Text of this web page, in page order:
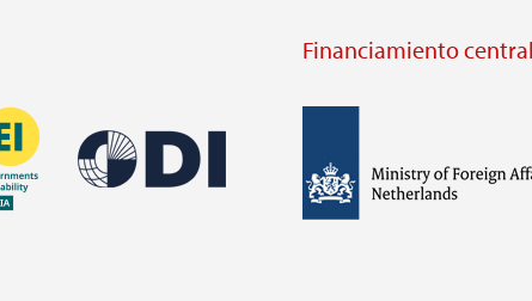
Imagen
Financiamiento